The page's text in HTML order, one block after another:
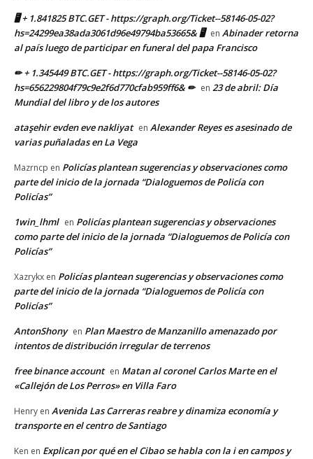
🖥 + 1.841825 BTC.GET - https://graph.org/Ticket--58146-05-02?
hs=24299ea38ada3061d96e49794ba53665& 🖥 en Abinader retorna
al país luego de participar en funeral del papa Francisco
✏ + 1.345449 BTC.GET - https://graph.org/Ticket--58146-05-02?
hs=656229804f79c9e2f6d770cfab959ff6& ✏ en 23 de abril: Día
Mundial del libro y de los autores
ataşehir evden eve nakliyat en Alexander Reyes es asesinado de
varias puñaladas en La Vega
Mazrncp en Policías plantean sugerencias y observaciones como
parte del inicio de la jornada “Dialoguemos de Policía con
Policías”
1win_lhml en Policías plantean sugerencias y observaciones
como parte del inicio de la jornada “Dialoguemos de Policía con
Policías”
Xazrykx en Policías plantean sugerencias y observaciones como
parte del inicio de la jornada “Dialoguemos de Policía con
Policías”
AntonShony en Plan Maestro de Manzanillo amenazado por
intentos de distribución irregular de terrenos
free binance account en Matan al coronel Carlos Marte en el
«Callejón de Los Perros» en Villa Faro
Henry en Avenida Las Carreras reabre y dinamiza economía y
transporte en el centro de Santiago
Ken en Explican por qué en el Cibao se habla con la i en campos y